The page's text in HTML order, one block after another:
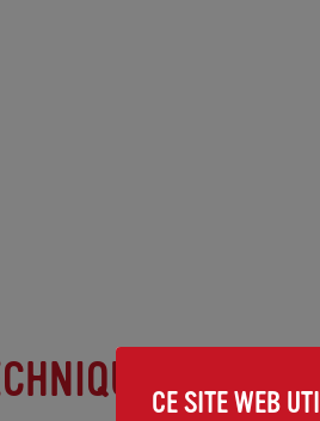
CE SITE WEB